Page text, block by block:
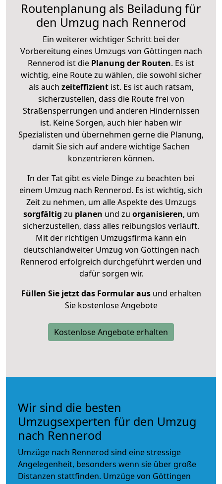
Routenplanung als Beiladung für
den Umzug nach Rennerod
Ein weiterer wichtiger Schritt bei der
Vorbereitung eines Umzugs von Göttingen nach
Rennerod ist die Planung der Routen. Es ist
wichtig, eine Route zu wählen, die sowohl sicher
als auch zeiteffizientist. Es ist auch ratsam,
sicherzustellen, dass die Route frei von
Straßensperrungen und anderen Hindernissen
ist. Keine Sorgen, auch hier haben wir
Spezialisten und übernehmen gerne die Planung,
damit Sie sich auf andere wichtige Sachen
konzentrieren können.
In der Tat gibt es viele Dinge zu beachten bei
einem Umzug nach Rennerod. Es ist wichtig, sich
Zeit zu nehmen, um alle Aspekte des Umzugs
sorgfältig zu planen und zu organisieren, um
sicherzustellen, dass alles reibungslos verläuft.
Mit der richtigen Umzugsfirma kann ein
deutschlandweiter Umzug von Göttingen nach
Rennerod erfolgreich durchgeführt werden und
dafür sorgen wir.
Füllen Sie jetzt das Formular ausund erhalten
Sie kostenlose Angebote
Kostenlose Angebote erhalten
Wir sind die besten
Umzugsexperten für den Umzug
nach Rennerod
Umzüge nach Rennerod sind eine stressige
Angelegenheit, besonders wenn sie über große
Distanzen stattfinden. Umzüge von Göttingen